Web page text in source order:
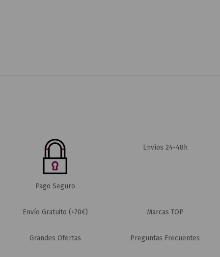
Pago Seguro
Envíos 24-48h
Envío Gratuito (+70€) Marcas TOP
Grandes Ofertas Preguntas Frecuentes